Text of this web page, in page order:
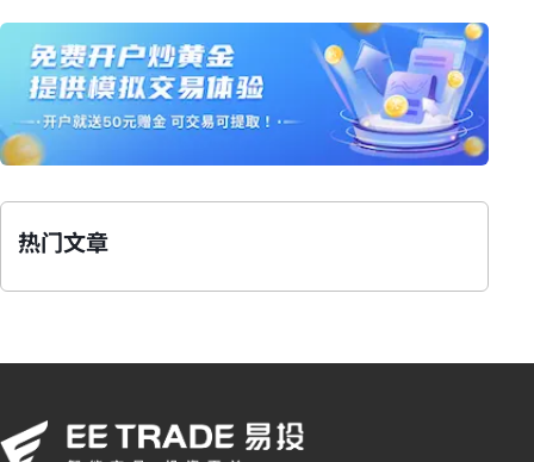
热门文章